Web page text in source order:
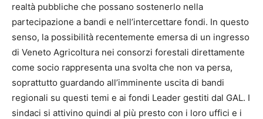
realtà pubbliche che possano sostenerlo nella
partecipazione a bandi e nell’intercettare fondi. In questo
senso, la possibilità recentemente emersa di un ingresso
di Veneto Agricoltura nei consorzi forestali direttamente
come socio rappresenta una svolta che non va persa,
soprattutto guardando all’imminente uscita di bandi
regionali su questi temi e ai fondi Leader gestiti dal GAL. I
sindaci si attivino quindi al più presto con i loro uffici e i